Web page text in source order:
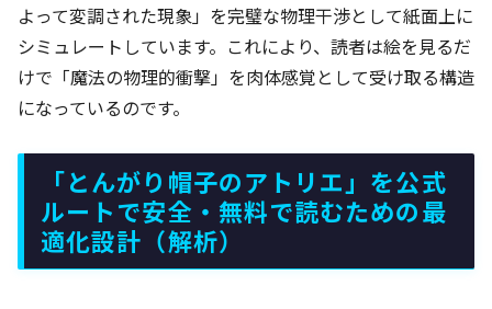
よって変調された現象」を完璧な物理干渉として紙面上に
シミュレートしています。これにより、読者は絵を見るだ
けで「魔法の物理的衝撃」を肉体感覚として受け取る構造
になっているのです。
「とんがり帽子のアトリエ」を公式
ルートで安全・無料で読むための最
適化設計（解析）